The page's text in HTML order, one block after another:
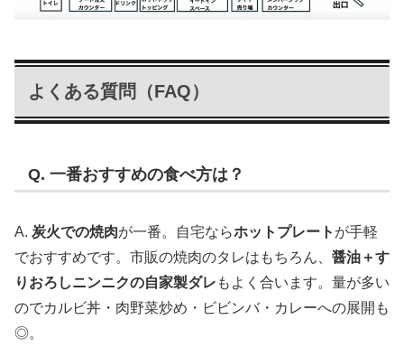
よくある質問（FAQ）
Q. 一番おすすめの食べ方は？
A. 炭火での焼肉が一番。自宅ならホットプレート が手軽
でおすすめです。市販の焼肉のタレはもちろん、 醤油＋す
りおろしニンニクの自家製ダレ もよく合います。量が多い
のでカルビ丼・肉野菜炒め・ビビンバ・カレーへの展開も
◎。